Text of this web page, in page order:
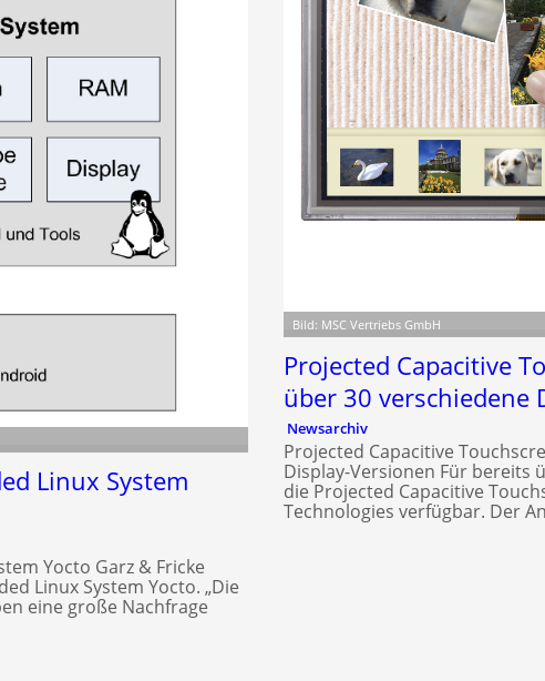
Linux System
Yocto Garz & Fricke
Linux System Yocto. „Die
eine große Nachfrage
Bild: MSC Vertriebs GmbH
Projected Capacitive
über 30 verschiedene
Newsarchiv
Projected Capacitive
Display-Versionen Für bereits
die Projected Capacitive
Technologies verfügbar. Der